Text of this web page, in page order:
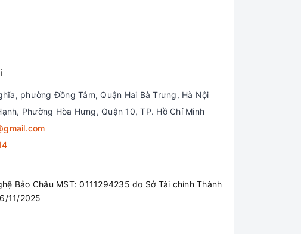
phường Đồng Tâm, Quận Hai Bà Trưng, Hà Nội
Phường Hòa Hưng, Quận 10, TP. Hồ Chí Minh
Bảo Châu MST: 0111294235 do Sở Tài chính Thành
11/2025